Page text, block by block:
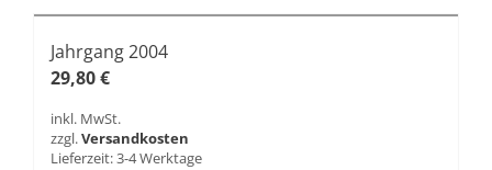
mehrere
auf.
Die
können
auf
Jahrgang 2004
29,80€
inkl. MwSt.
zzgl.Versandkosten
Lieferzeit:3-4 Werktage